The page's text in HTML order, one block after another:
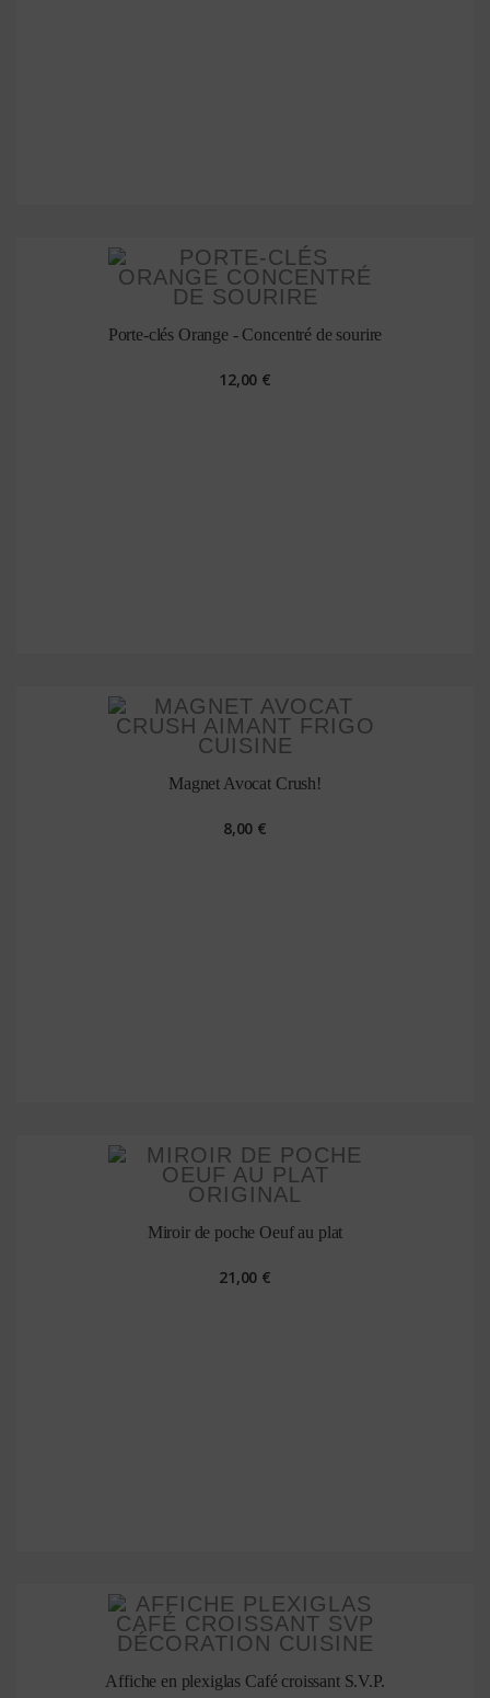
Porte-clés Orange - Concentré de sourire
12,00 €
Magnet Avocat Crush!
8,00 €
Miroir de poche Oeuf au plat
21,00 €
Affiche en plexiglas Café croissant S.V.P.